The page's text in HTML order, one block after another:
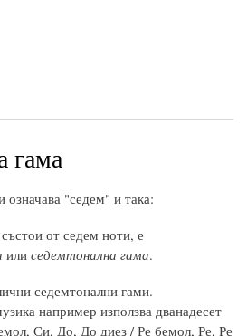
гама
"седем" и така:
от седем ноти, е
или седемтонална гама.
седемтонални гами.
например използва дванадесет
Си, До, До диез / Ре бемол, Ре, Ре